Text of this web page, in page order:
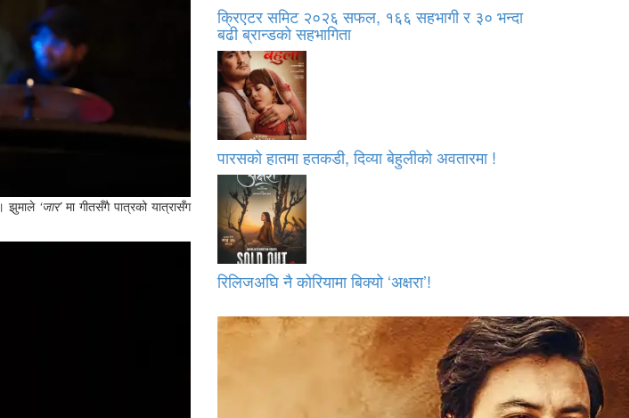
झुमाले ‘जार’मा गीतसँगै पात्रको यात्रासँग
क्रिएटर समिट २०२६ सफल, १६६ सहभागी र ३० भन्दा
बढी ब्रान्डको सहभागिता
पारसको हातमा हतकडी, दिव्या बेहुलीको अवतारमा !
रिलिजअघि नै कोरियामा बिक्यो ‘अक्षरा’!